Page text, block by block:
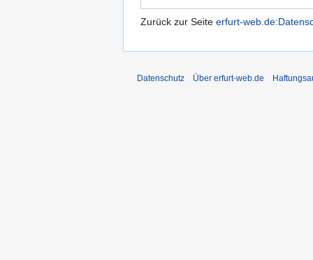
Zurück zur Seite erfurt-
Datenschutz Über erfurt-web.de